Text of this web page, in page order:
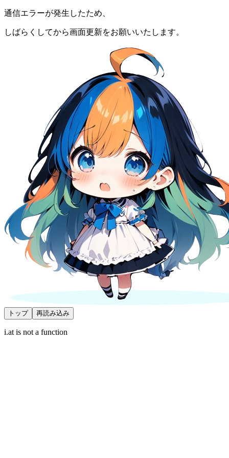
通信エラーが発生したため、
しばらくしてから画面更新をお願いいたします。
トップ 再読み込み
i.at is not a function